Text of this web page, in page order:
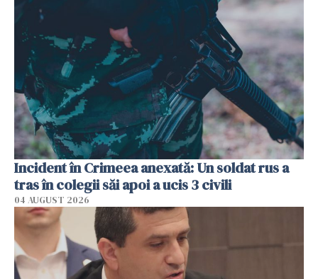
Incident în Crimeea anexată: Un soldat rus a
tras în colegii săi apoi a ucis 3 civili
04 AUGUST 2026